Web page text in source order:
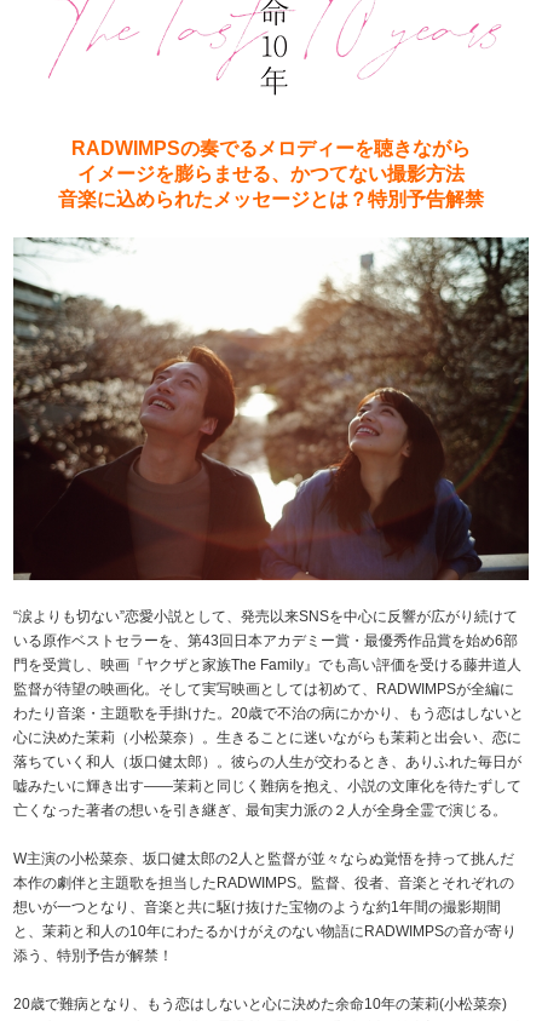
RADWIMPSの奏でるメロディーを聴きながら
イメージを膨らませる、かつてない撮影方法
音楽に込められたメッセージとは？特別予告解禁
“涙よりも切ない”恋愛小説として、発売以来SNSを中心に反響が広がり続けて
いる原作ベストセラーを、第43回日本アカデミー賞・最優秀作品賞を始め6部
門を受賞し、映画『ヤクザと家族The Family』でも高い評価を受ける藤井道人
監督が待望の映画化。そして実写映画としては初めて、RADWIMPSが全編に
わたり音楽・主題歌を手掛けた。20歳で不治の病にかかり、もう恋はしないと
心に決めた茉莉（小松菜奈）。生きることに迷いながらも茉莉と出会い、恋に
落ちていく和人（坂口健太郎）。彼らの人生が交わるとき、ありふれた毎日が
嘘みたいに輝き出す――茉莉と同じく難病を抱え、小説の文庫化を待たずして
亡くなった著者の想いを引き継ぎ、最旬実力派の２人が全身全霊で演じる。
W主演の小松菜奈、坂口健太郎の2人と監督が並々ならぬ覚悟を持って挑んだ
本作の劇伴と主題歌を担当したRADWIMPS。監督、役者、音楽とそれぞれの
想いが一つとなり、音楽と共に駆け抜けた宝物のような約1年間の撮影期間
と、茉莉と和人の10年にわたるかけがえのない物語にRADWIMPSの音が寄り
添う、特別予告が解禁！
20歳で難病となり、もう恋はしないと心に決めた余命10年の茉莉(小松菜奈)